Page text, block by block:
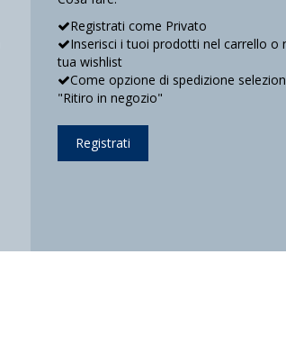
Registrati come Privato
Inserisci i tuoi prodotti nel carrello o
tua wishlist
Come opzione di spedizione
"Ritiro in negozio"
Registrati